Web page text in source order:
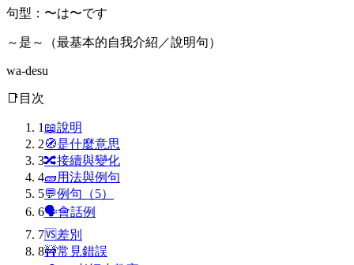
句型 ： 〜は〜です
～是～（最基本的自我介紹／說明句）
wa-desu
📑 目次
1 📖說明
2🧭是什麼意思
3🔀接續與變化
4🧱用法與例句
5💬例句（5）
6🗣會話例
7🆚差別
8🚧常見錯誤